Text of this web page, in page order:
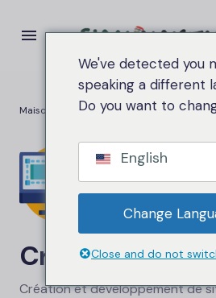
Maison Création de site Web
Création de
Création et développement de
We've detected you
speaking a different
Do you want to
English
Change
Close and do not